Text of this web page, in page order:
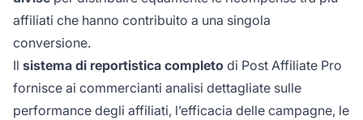
affiliati che hanno contribuito a una singola
conversione.
Il sistema di reportistica completo di Post Affiliate Pro
fornisce ai commercianti analisi dettagliate sulle
performance degli affiliati, l’efficacia delle campagne, le